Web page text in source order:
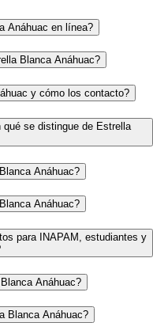
Anáhuac en línea?
Blanca Anáhuac?
y cómo los contacto?
se distingue de Estrella
Anáhuac?
Anáhuac?
para INAPAM, estudiantes y
Anáhuac?
Blanca Anáhuac?